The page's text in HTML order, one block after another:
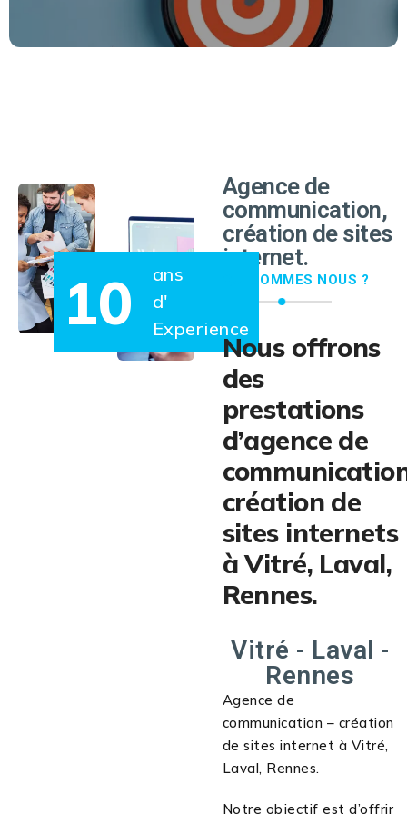
EN SAVOIR PLUS
10
ans
d'
Experience
Agence de
communication,
création de sites
internet.
QUI SOMMES NOUS ?
Nous offrons
des
prestations
d’agence de
création de
sites internets
à Vitré, Laval,
Rennes.
Vitré - Laval -
Rennes
Agence de
communication – création
de sites internet à Vitré,
Laval, Rennes.
Notre objectif est d’offrir